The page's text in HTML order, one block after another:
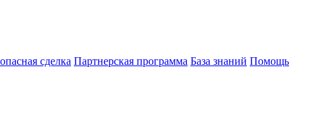
сделка Партнерская программа База знаний Помощь